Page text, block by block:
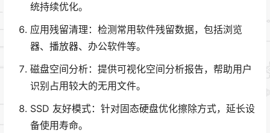
统持续优化。
应用残留清理：检测常用软件残留数据，包括浏览
器、播放器、办公软件等。
磁盘空间分析：提供可视化空间分析报告，帮助用户
识别占用较大的无用文件。
SSD 友好模式：针对固态硬盘优化擦除方式，延长设
备使用寿命。